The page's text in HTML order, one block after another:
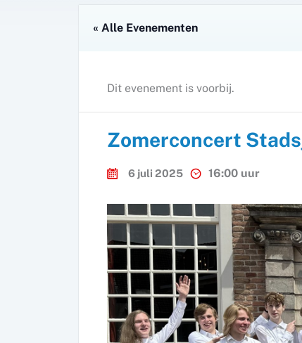
« Alle Evenementen
Dit evenement is voorbij.
Zomerconcert
6 juli 2025 16:00 uur